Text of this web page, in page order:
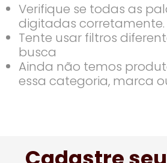
Verifique se todas as
digitadas corretamente.
Tente usar filtros
busca
Ainda não temos
essa categoria, marca